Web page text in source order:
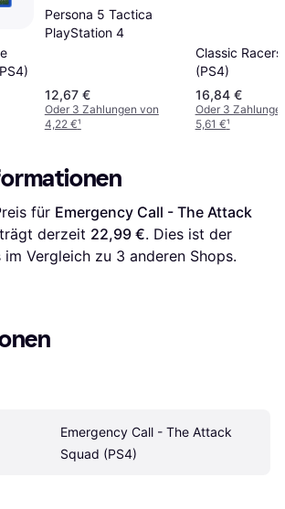
Persona 5 Tactica
PlayStation 4
12,67 €
Oder 3 Zahlungen von
4,22 €¹
Classic Racers
(PS4)
16,84 €
Oder 3
5,61 €¹
für Emergency Call - The Attack
derzeit 22,99 €. Dies ist der
Vergleich zu 3 anderen Shops.
Emergency Call - The Attack
Squad (PS4)